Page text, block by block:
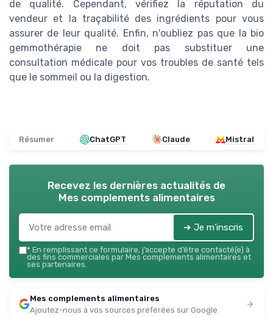
de qualité. Cependant, vérifiez la réputation du
vendeur et la traçabilité des ingrédients pour vous
assurer de leur qualité. Enfin, n'oubliez pas que la bio
gemmothérapie ne doit pas substituer une
consultation médicale pour vos troubles de santé tels
que le sommeil ou la digestion.
Résumer ChatGPT Claude Mistral
Recevez les dernières actualités de
Mes complements alimentaires
➔ Je m'inscris
* En remplissant ce formulaire, j’accepte d’être contacté(e) à
des fins commerciales par Mes complements alimentaires et
ses partenaires.
Mes complements alimentaires
Ajoutez-nous à vos sources préférées sur Google